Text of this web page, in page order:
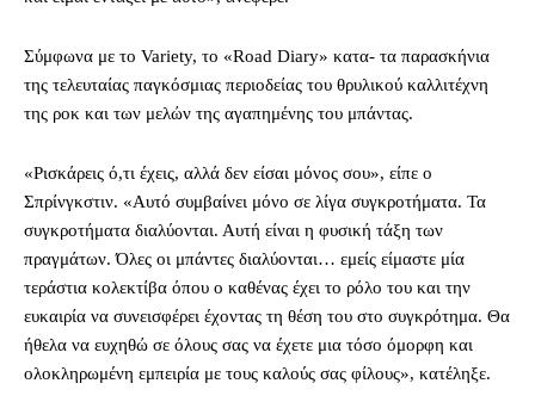
Σύμφωνα με το Variety, το «Road Diary» κατα- τα παρασκήνια
της τελευταίας παγκόσμιας περιοδείας του θρυλικού καλλιτέχνη
της ροκ και των μελών της αγαπημένης του μπάντας.
«Ρισκάρεις ό,τι έχεις, αλλά δεν είσαι μόνος σου», είπε ο
Σπρίνγκστιν. «Αυτό συμβαίνει μόνο σε λίγα συγκροτήματα. Τα
συγκροτήματα διαλύονται. Αυτή είναι η φυσική τάξη των
πραγμάτων. Όλες οι μπάντες διαλύονται… εμείς είμαστε μία
τεράστια κολεκτίβα όπου ο καθένας έχει το ρόλο του και την
ευκαιρία να συνεισφέρει έχοντας τη θέση του στο συγκρότημα. Θα
ήθελα να ευχηθώ σε όλους σας να έχετε μια τόσο όμορφη και
ολοκληρωμένη εμπειρία με τους καλούς σας φίλους», κατέληξε.